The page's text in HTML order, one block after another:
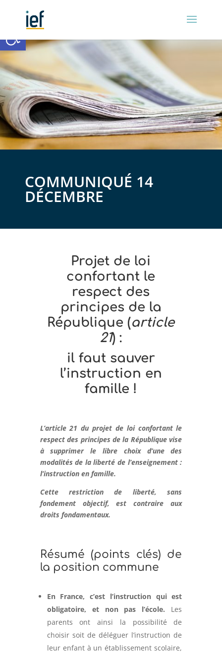
Ouvrir la barre d’outils
COMMUNIQUÉ 14
DÉCEMBRE
Projet de loi
confortant le
respect des
principes de la
République (article
21) :
il faut sauver
l’instruction en
famille !
L’article 21 du projet de loi confortant le
respect des principes de la République vise
à supprimer le libre choix d’une des
modalités de la liberté de l’enseignement :
l’instruction en famille.
Cette restriction de liberté, sans
fondement objectif, est contraire aux
droits fondamentaux.
Résumé (points clés) de
la position commune
En France, c’est l’instruction qui est
obligatoire, et non pas l’école.
Les
parents ont ainsi la possibilité de
choisir soit de déléguer l’instruction de
leur enfant à un établissement scolaire,